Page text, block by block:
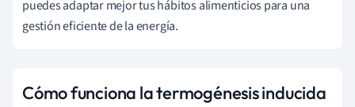
puedes adaptar mejor tus hábitos alimenticios para una
gestión eficiente de la energía.
Cómo funciona la termogénesis inducida